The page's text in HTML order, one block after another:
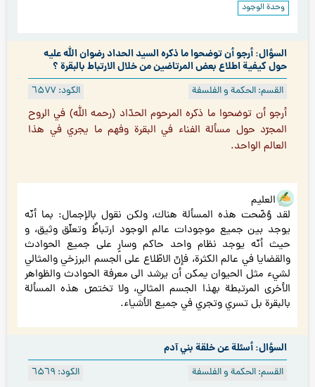
وحدة الوجود
السؤال: أرجو أن توضحوا ما ذكره السيد الحداد رضوان الله عليه
حول كيفية اطلاع بعض المرتاضين من خلال الارتباط بالبقرة ؟
الكود: ٦۵۷۷ القسم: الحكمة و الفلسفة
أرجو أن توضحوا ما ذكره المرحوم الحدّاد (رحمه الله) في الروح
المجرّد حول مسألة الفناء في البقرة وفهم ما يجري في هذا
العالم الواحد.
هو العليم
لقد وُضّحت هذه المسألة هناك، ولكن نقول بالإجمال: بما أنّه
يوجد بين جميع موجودات عالم الوجود ارتباطٌ وتعلّق وثيق، و
حيث أنّه يوجد نظام واحد حاكم وسارٍ على جميع الحوادث
والقضايا في عالم الكثرة، فإنّ الاطّلاع على الجسم البرزخي والمثالي
لشيء مثل الحيوان يمكن أن يرشد الى معرفة الحوادث والظواهر
الأخرى المرتبطة بهذا الجسم المثالي، ولا تختصّ هذه المسألة
بالبقرة بل تسري وتجري في جميع الأشياء.
السؤال: أسئلة عن خلقة بني آدم
الكود: ٦۵٦٩ القسم: الحكمة و الفلسفة